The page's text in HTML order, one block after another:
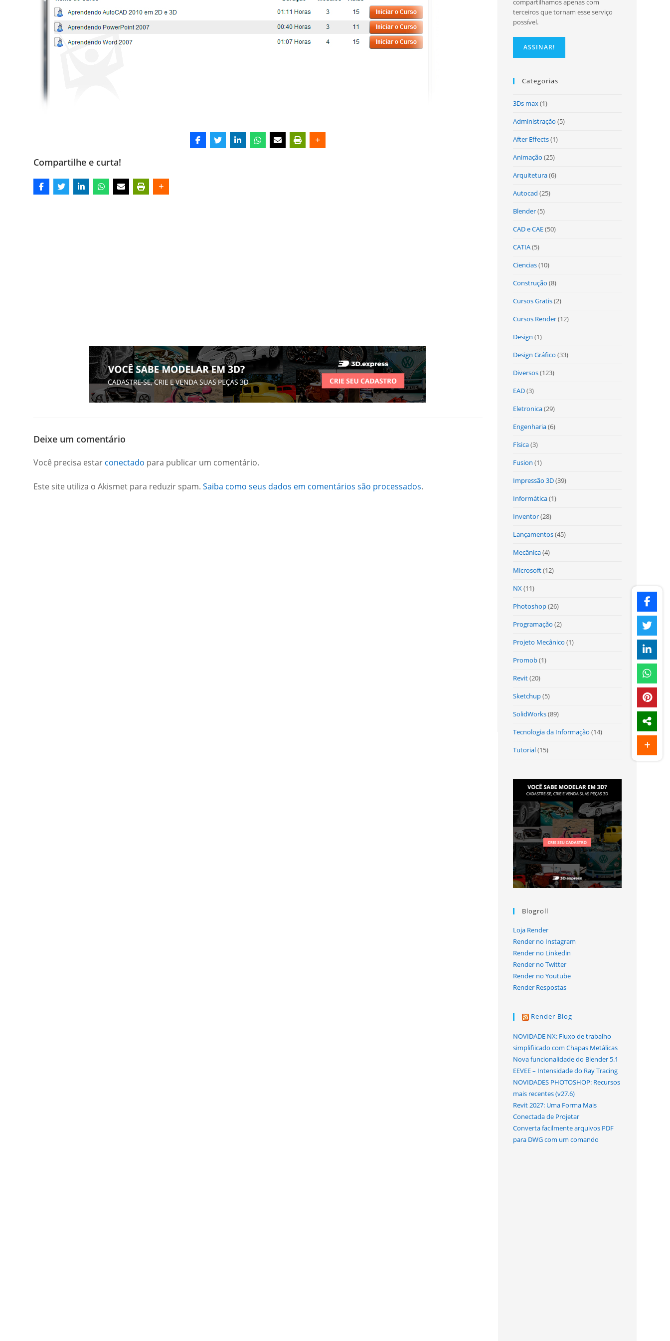
Compartilhe e curta!
Deixe um comentário
Você precisa estar conectado para publicar um comentário.
Este site utiliza o Akismet para reduzir spam.Saiba como seus dados em comentários são processados.
compartilhamos apenas com
terceiros que tornam esse serviço
possível.
Categorias
3Ds max(1)
Administração (5)
After Effects(1)
Animação (25)
Arquitetura(6)
Autocad (25)
Blender(5)
CAD e CAE(50)
CATIA(5)
Ciencias(10)
Construção (8)
Cursos Gratis(2)
Cursos Render(12)
Design (1)
Design Gráfico (33)
Diversos(123)
EAD(3)
Eletronica(29)
Engenharia(6)
Física(3)
Fusion (1)
Impressão 3D(39)
Informática(1)
Inventor(28)
Lançamentos(45)
Mecânica(4)
Microsoft(12)
NX(11)
Photoshop(26)
Programação (2)
Projeto Mecânico (1)
Promob(1)
Revit(20)
Sketchup(5)
SolidWorks(89)
Tecnologia da Informação (14)
Tutorial(15)
Blogroll
Loja Render
Render no Instagram
Render no Linkedin
Render no Twitter
Render no Youtube
Render Respostas
Render Blog
NOVIDADE NX: Fluxo de trabalho
simplifiicado com Chapas Metálicas
Nova funcionalidade do Blender 5.1
EEVEE – Intensidade do Ray Tracing
NOVIDADES PHOTOSHOP: Recursos
mais recentes (v27.6)
Revit 2027: Uma Forma Mais
Conectada de Projetar
Converta facilmente arquivos PDF
para DWG com um comando